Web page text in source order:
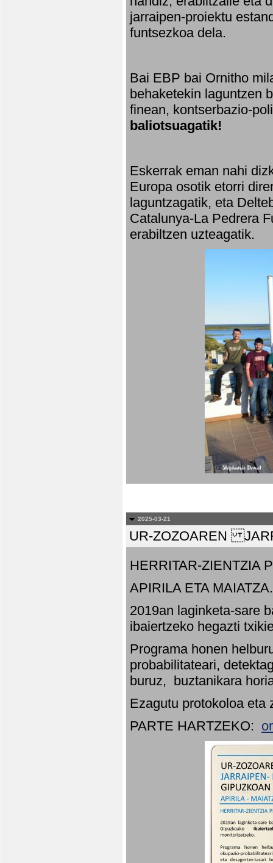
jarraipen-proiektu
funtsezkoa dela.
Bai EBP bai Ornitho
behaketekin laguntzen
finean, kontserbazio-
baliotsuagatik!
Eskerrak eman nahi
Europa osotik etorri
laguntzagatik, eta
Catalunya-La Pedrera
erabiltzen uzteagatik.
2025-03-21
UR-ZOZOAREN
HERRITAR-ZIENTZIA
APIRILA ETA MAIATZA.
2019an laginketa-sare
ibaiertzeko hegazti
Programa honen
probabilitateari,
buruz, buztanikara
Ezagutu protokoloa eta
PARTE HARTZEKO: